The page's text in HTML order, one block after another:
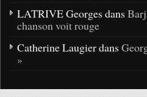
LATRIVE Georges dans
chanson voit rouge
Catherine Laugier dans
»